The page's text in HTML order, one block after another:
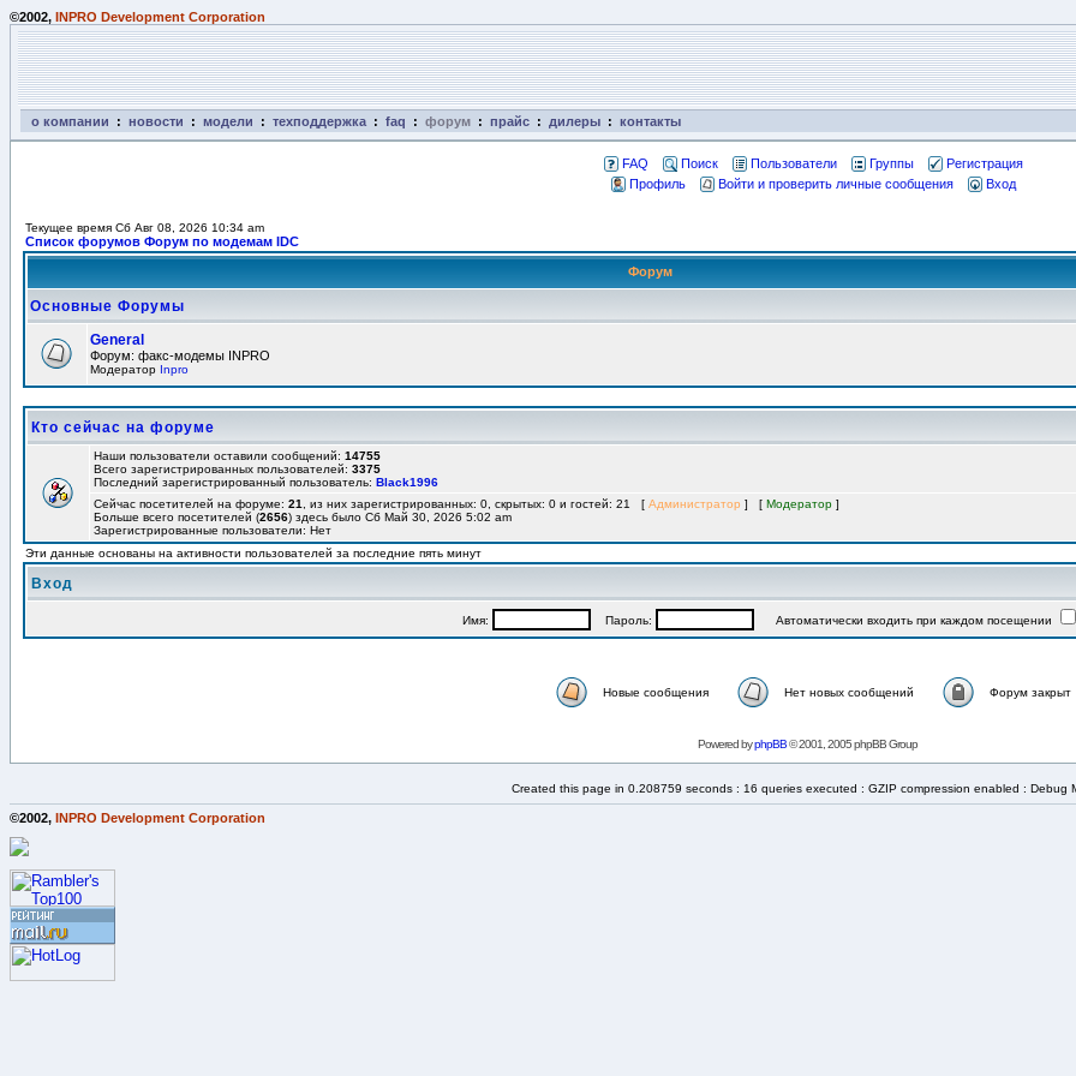
©2002, INPRO Development Corporation
о компании : новости : модели : техподдержка : faq : форум : прайс : дилеры : контакты
FAQ Поиск Пользователи Группы
Регистрация
Профиль
Войти и проверить личные сообщения Вход
Текущее время Сб Авг 08, 2026 10:34 am
Список форумов Форум по модемам IDC
Форум
Основные Форумы
General
Форум: факс-модемы INPRO
Модератор Inpro
Кто сейчас на форуме
Наши пользователи оставили сообщений: 14755
Всего зарегистрированных пользователей: 3375
Последний зарегистрированный пользователь: Black1996
Сейчас посетителей на форуме: 21 , из них зарегистрированных: 0, скрытых: 0 и гостей: 21 [ Администратор ] [ Модератор ]
Больше всего посетителей (2656) здесь было Сб Май 30, 2026 5:02 am
Зарегистрированные пользователи: Нет
Эти данные основаны на активности пользователей за последние пять минут
Вход
Имя: Пароль: Автоматически входить при каждом посещении
Новые сообщения Нет новых сообщений Форум закрыт
Powered byphpBB© 2001, 2005 phpBB Group
Created this page in 0.208759 seconds : 16 queries executed : GZIP compression enabled : Debug
©2002, INPRO Development Corporation